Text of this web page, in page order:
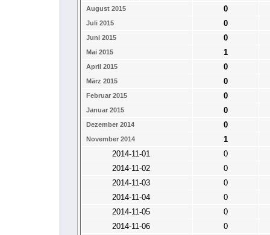
August 2015 0
Juli 2015 0
Juni 2015 0
Mai 2015 1
April 2015 0
März 2015 0
Februar 2015 0
Januar 2015 0
Dezember 2014 0
November 2014
1
2014-11-01
0
2014-11-02
0
2014-11-03
0
2014-11-04
0
2014-11-05
0
2014-11-06
0